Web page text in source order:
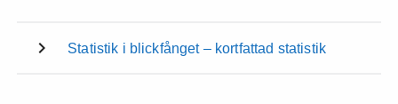
Statistik i blickfånget – kortfattad statistik